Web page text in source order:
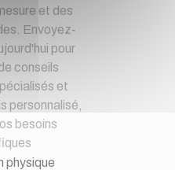
et des
Envoyez-
pour
conseils
et
personnalisé,
besoins